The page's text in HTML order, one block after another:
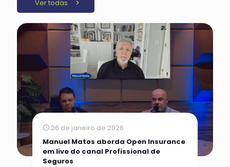
Ver todas
26 de janeiro de 2026
Manuel Matos aborda Open Insurance
em live do canal Profissional de
Seguros